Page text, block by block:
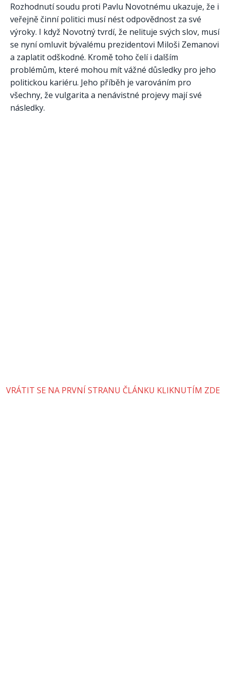
Rozhodnutí soudu proti Pavlu Novotnému ukazuje, že i
veřejně činní politici musí nést odpovědnost za své
výroky. I když Novotný tvrdí, že nelituje svých slov, musí
se nyní omluvit bývalému prezidentovi Miloši Zemanovi
a zaplatit odškodné. Kromě toho čelí i dalším
problémům, které mohou mít vážné důsledky pro jeho
politickou kariéru. Jeho příběh je varováním pro
všechny, že vulgarita a nenávistné projevy mají své
následky.
VRÁTIT SE NA PRVNÍ STRANU ČLÁNKU KLIKNUTÍM ZDE